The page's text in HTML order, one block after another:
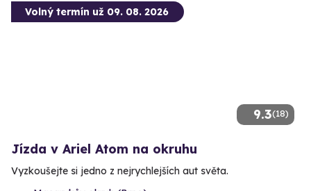
9.3(18)
Volný termín už 09. 08. 2026
Jízda v Ariel Atom na okruhu
Vyzkoušejte si jedno z nejrychlejších aut světa.